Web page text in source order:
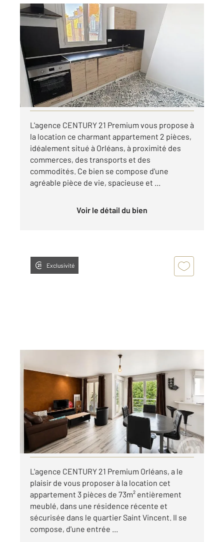
ORLEANS 45
48,35 m , 2 pièces
Ref : 9456
Appartement F2 à louer
695 €
par mois charges comprises
Visiter le site dédié
L'agence CENTURY 21 Premium vous propose à
la location ce charmant appartement 2 pièces,
idéalement situé à Orléans, à proximité des
commerces, des transports et des
commodités. Ce bien se compose d'une
agréable pièce de vie, spacieuse et ...
Voir le détail du bien
Exclusivité
73,10 m , 3 pièces
Ref : 9427
Appartement F3 à louer
1 065,22 €
par mois charges comprises
Visiter le site dédié
L'agence CENTURY 21 Premium Orléans, a le
plaisir de vous proposer à la location cet
appartement 3 pièces de 73m² entièrement
meublé, dans une résidence récente et
sécurisée dans le quartier Saint Vincent. Il se
compose, d'une entrée ...